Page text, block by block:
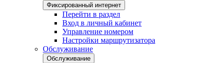
Фиксированный интернет
Перейти в раздел
Вход в личный кабинет
Управление номером
Настройки маршрутизатора
Обслуживание
Обслуживание